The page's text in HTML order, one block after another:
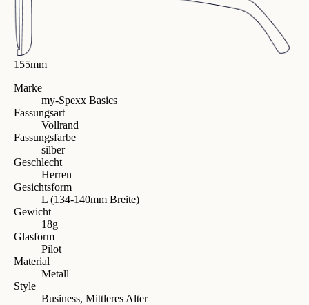
155mm
Marke
my-Spexx Basics
Fassungsart
Vollrand
Fassungsfarbe
silber
Geschlecht
Herren
Gesichtsform
L (134-140mm Breite)
Gewicht
18g
Glasform
Pilot
Material
Metall
Style
Business, Mittleres Alter